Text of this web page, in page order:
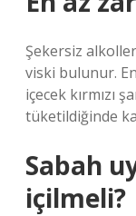
Şekersiz
viski bulunur. En
içecek kırmızı
tüketildiğinde
Sabah
içilmeli?